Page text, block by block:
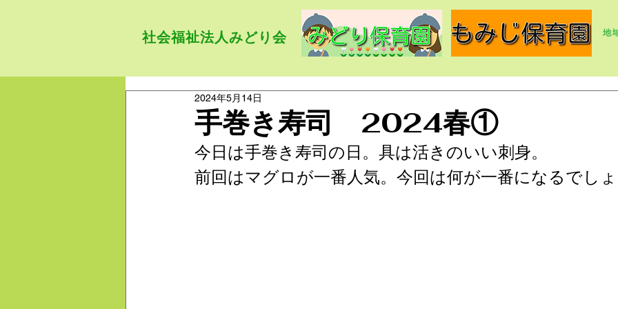
社会福祉法人みどり会
手巻き寿司 2024春①
2024年5月14日
今日は手巻き寿司の日。具は活きのいい刺身。
前回はマグロが一番人気。今回は何が一番になるでし